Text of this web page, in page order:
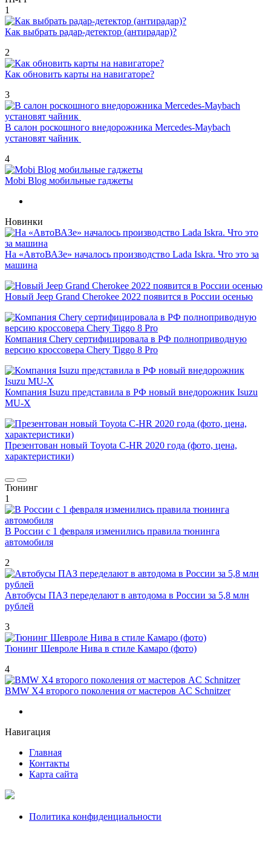
1
Как выбрать радар-детектор (антирадар)?
2
Как обновить карты на навигаторе?
3
В салон роскошного внедорожника Mercedes-Maybach
установят чайник
4
Mobi Blog мобильные гаджеты
Новинки
На «АвтоВАЗе» началось производство Lada Iskra. Что это за
машина
Новый Jeep Grand Cherokee 2022 появится в России осенью
Компания Chery сертифицировала в РФ полноприводную
версию кроссовера Chery Tiggo 8 Pro
Компания Isuzu представила в РФ новый внедорожник Isuzu
MU-X
Презентован новый Toyota C-HR 2020 года (фото, цена,
характеристики)
Тюнинг
1
В России с 1 февраля изменились правила тюнинга
автомобиля
2
Автобусы ПАЗ переделают в автодома в России за 5,8 млн
рублей
3
Тюнинг Шевроле Нива в стиле Камаро (фото)
4
BMW X4 второго поколения от мастеров AC Schnitzer
Навигация
Главная
Контакты
Карта сайта
Политика конфиденциальности